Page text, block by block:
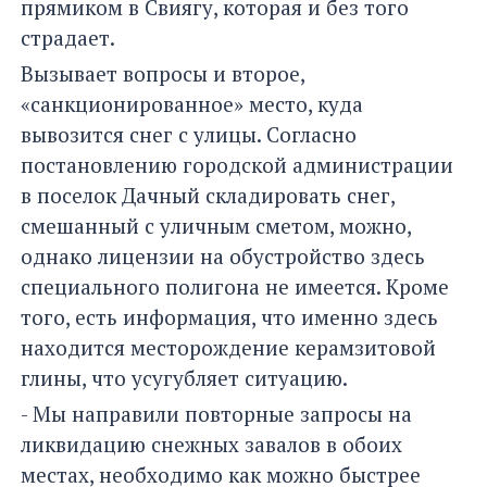
прямиком в Свиягу, которая и без того
страдает.
Вызывает вопросы и второе,
«санкционированное» место, куда
вывозится снег с улицы. Согласно
постановлению городской администрации
в поселок Дачный складировать снег,
смешанный с уличным сметом, можно,
однако лицензии на обустройство здесь
специального полигона не имеется. Кроме
того, есть информация, что именно здесь
находится месторождение керамзитовой
глины, что усугубляет ситуацию.
- Мы направили повторные запросы на
ликвидацию снежных завалов в обоих
местах, необходимо как можно быстрее